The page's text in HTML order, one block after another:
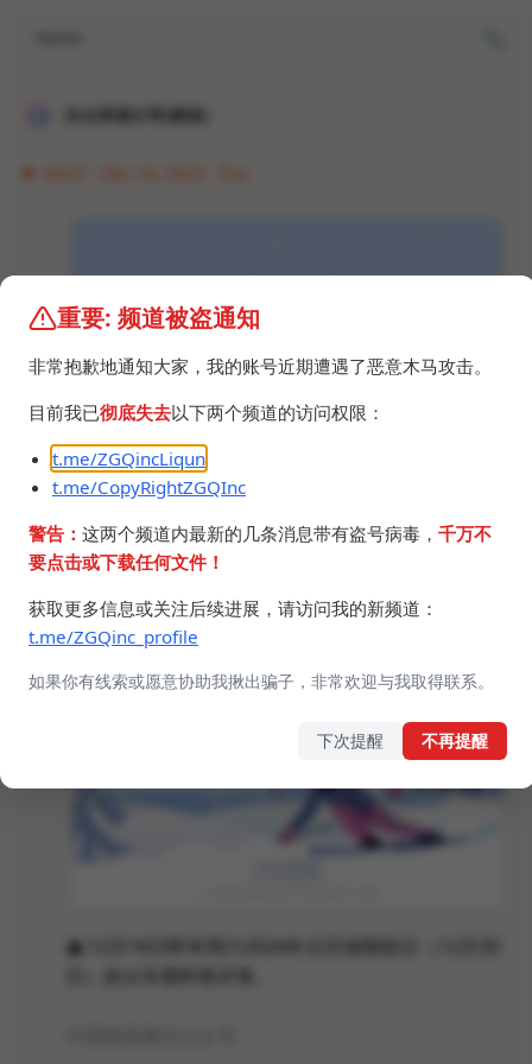
⚠️
重要: 频道被盗通知
非常抱歉地通知大家，我的账号近期遭遇了恶意木马攻击。
目前我已彻底失去以下两个频道的访问权限：
t.me/ZGQincLiqun
t.me/CopyRightZGQInc
警告： 这两个频道内最新的几条消息带有盗号病毒， 千万不
要点击或下载任何文件！
获取更多信息或关注后续进展，请访问我的新频道：
t.me/ZGQinc_profile
如果你有线索或愿意协助我揪出骗子，非常欢迎与我取得联系。
下次提醒 不再提醒